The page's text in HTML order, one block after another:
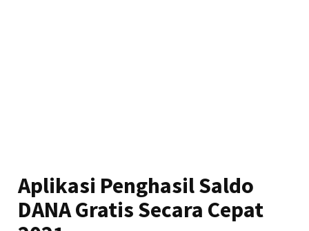
Aplikasi Penghasil Saldo
DANA Gratis Secara Cepat